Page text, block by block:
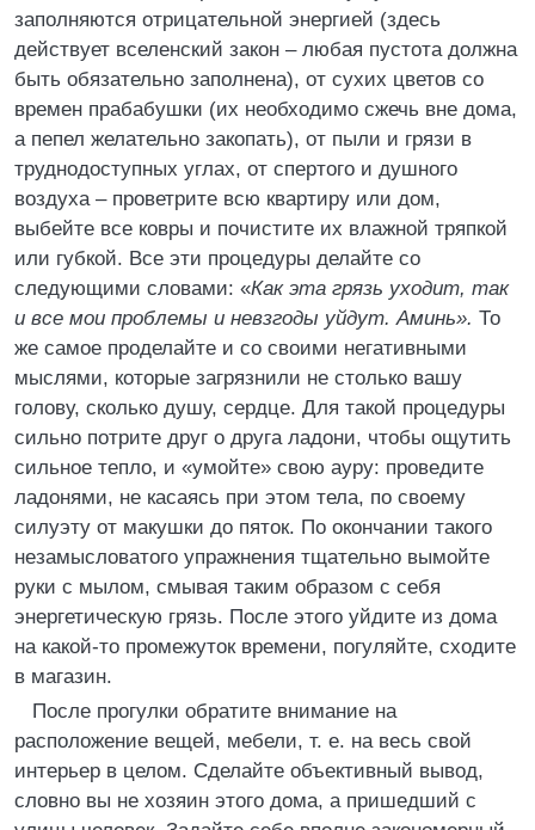
заполняются отрицательной энергией (здесь
действует вселенский закон – любая пустота должна
быть обязательно заполнена), от сухих цветов со
времен прабабушки (их необходимо сжечь вне дома,
а пепел желательно закопать), от пыли и грязи в
труднодоступных углах, от спертого и душного
воздуха – проветрите всю квартиру или дом,
выбейте все ковры и почистите их влажной тряпкой
или губкой. Все эти процедуры делайте со
следующими словами: «Как эта грязь уходит, так
и все мои проблемы и невзгоды уйдут. Аминь». То
же самое проделайте и со своими негативными
мыслями, которые загрязнили не столько вашу
голову, сколько душу, сердце. Для такой процедуры
сильно потрите друг о друга ладони, чтобы ощутить
сильное тепло, и «умойте» свою ауру: проведите
ладонями, не касаясь при этом тела, по своему
силуэту от макушки до пяток. По окончании такого
незамысловатого упражнения тщательно вымойте
руки с мылом, смывая таким образом с себя
энергетическую грязь. После этого уйдите из дома
на какой-то промежуток времени, погуляйте, сходите
в магазин.
После прогулки обратите внимание на
расположение вещей, мебели, т. е. на весь свой
интерьер в целом. Сделайте объективный вывод,
словно вы не хозяин этого дома, а пришедший с